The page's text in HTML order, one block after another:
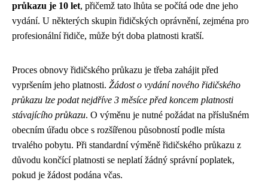
průkazu je 10 let, přičemž tato lhůta se počítá ode dne jeho
vydání. U některých skupin řidičských oprávnění, zejména pro
profesionální řidiče, může být doba platnosti kratší.
Proces obnovy řidičského průkazu je třeba zahájit před
vypršením jeho platnosti. Žádost o vydání nového řidičského
průkazu lze podat nejdříve 3 měsíce před koncem platnosti
stávajícího průkazu. O výměnu je nutné požádat na příslušném
obecním úřadu obce s rozšířenou působností podle místa
trvalého pobytu. Při standardní výměně řidičského průkazu z
důvodu končící platnosti se neplatí žádný správní poplatek,
pokud je žádost podána včas.